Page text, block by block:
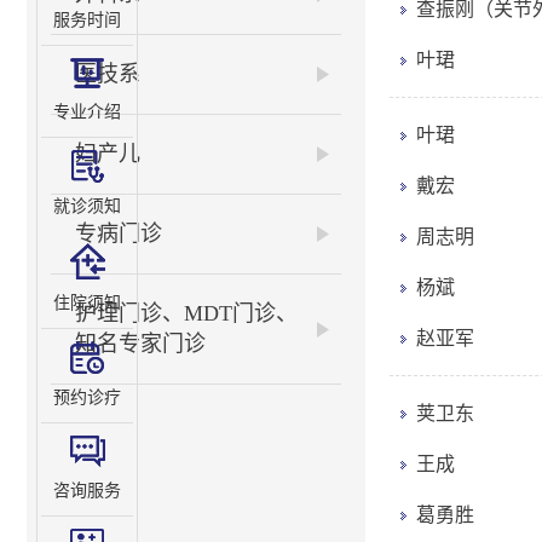
医技系
妇产儿
专病门诊
护理门诊、MDT门诊、
知名专家门诊
查振刚（关节
叶珺
叶珺
戴宏
周志明
杨斌
赵亚军
荚卫东
王成
葛勇胜
服务时间
专业介绍
就诊须知
住院须知
预约诊疗
咨询服务